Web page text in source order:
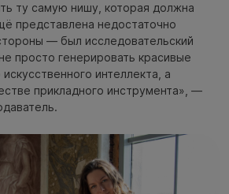
ту самую нишу, которая должна
представлена недостаточно
— был исследовательский
просто генерировать красивые
интеллекта, а
прикладного инструмента», —